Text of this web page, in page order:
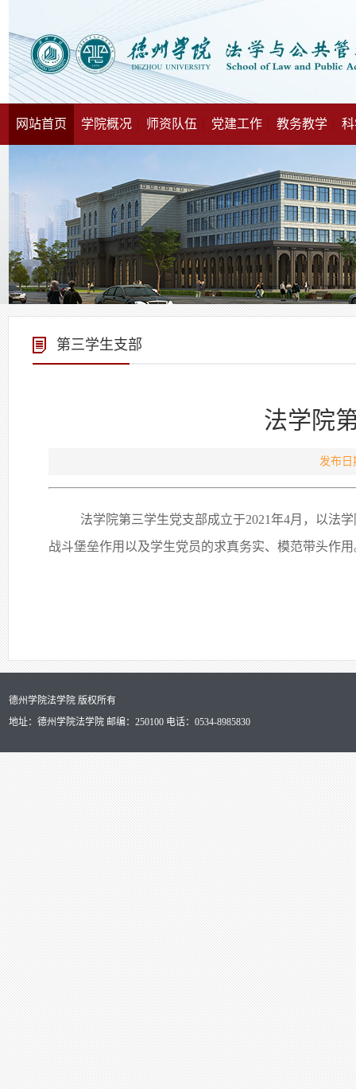
网站首页 学院概况 师资队伍 党建工作 教务教学
第三学生支部
法学院
发布
法学院第三学生党支部成立于2021年4月，以法
战斗堡垒作用以及学生党员的求真务实、模范带头作
德州学院法学院 版权所有
地址：德州学院法学院 邮编：250100 电话：0534-8985830